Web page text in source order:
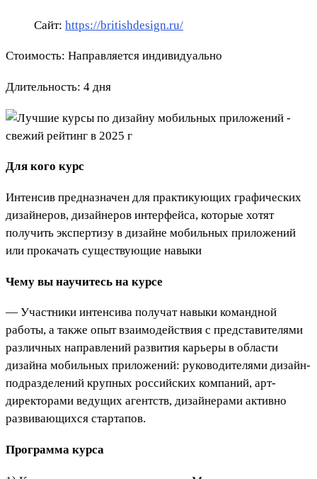
Сайт: https://britishdesign.ru/
Стоимость: Направляется индивидуально
Длительность: 4 дня
Для кого курс
Интенсив предназначен для практикующих графических
дизайнеров, дизайнеров интерфейса, которые хотят
получить экспертизу в дизайне мобильных приложений
или прокачать существующие навыки
Чему вы научитесь на курсе
— Участники интенсива получат навыки командной
работы, а также опыт взаимодействия с представителями
различных направлений развития карьеры в области
дизайна мобильных приложений: руководителями дизайн-
подразделений крупных российских компаний, арт-
директорами ведущих агентств, дизайнерами активно
развивающихся стартапов.
Программа курса